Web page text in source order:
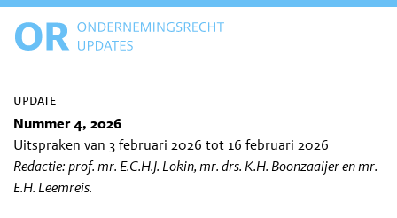
update
Nummer 4, 2026
Uitspraken van 3 februari 2026 tot 16 februari 2026
Redactie: prof. mr. E.C.H.J. Lokin, mr. drs. K.H. Boonzaaijer en mr.
E.H. Leemreis.